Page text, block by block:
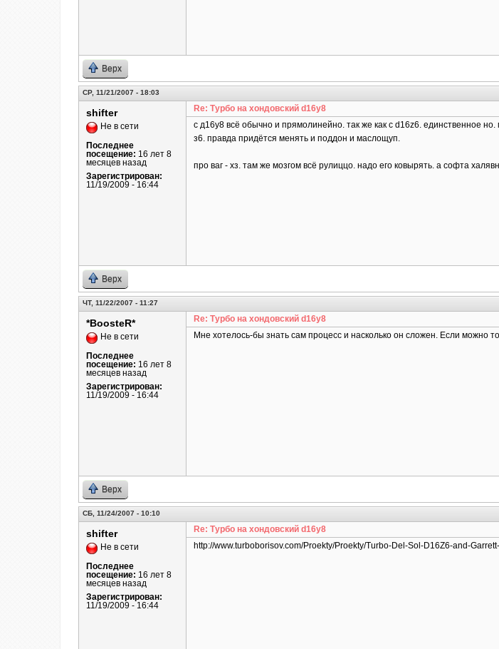
Верх
СР, 11/21/2007 - 18:03
shifter
Не в сети
Последнее
посещение: 16 лет 8
месяцев назад
Зарегистрирован:
11/19/2009 - 16:44
Re: Турбо на хондовский d16y8
c д16у8 всё обычно и прямолинейно. так же как с d16z6. единственное
з6. правда придётся менять и поддон и маслощуп.
про ваг - хз. там же мозгом всё рулиццо. надо его ковырять. а софта
Верх
ЧТ, 11/22/2007 - 11:27
*BoosteR*
Не в сети
Последнее
посещение: 16 лет 8
месяцев назад
Зарегистрирован:
11/19/2009 - 16:44
Re: Турбо на хондовский d16y8
Мне хотелось-бы знать сам процесс и насколько он сложен. Если можно
Верх
СБ, 11/24/2007 - 10:10
shifter
Не в сети
Последнее
посещение: 16 лет 8
месяцев назад
Зарегистрирован:
11/19/2009 - 16:44
Re: Турбо на хондовский d16y8
http://www.turboborisov.com/Proekty/Proekty/Turbo-Del-Sol-D16Z6-and-